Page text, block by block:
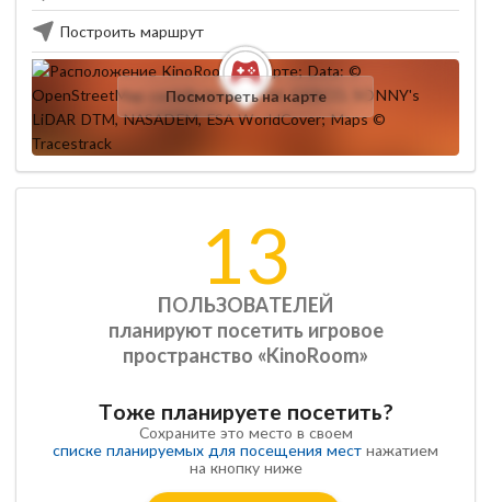
Построить маршрут
Посмотреть на карте
13
ПОЛЬЗОВАТЕЛЕЙ
планируют посетить игровое
пространство «KinoRoom»
Тоже планируете посетить?
Сохраните это место в своем
списке планируемых для посещения мест нажатием
на кнопку ниже